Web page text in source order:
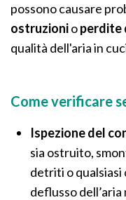
possono causare
ostruzionioperdite
qualità dell'aria in
Come verificare
Ispezione del
sia ostruito,
detriti o
deflusso